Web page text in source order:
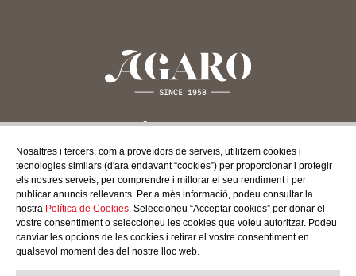
Nosaltres i tercers, com a proveïdors de serveis, utilitzem cookies i
tecnologies similars (d'ara endavant “cookies”) per proporcionar i protegir
els nostres serveis, per comprendre i millorar el seu rendiment i per
publicar anuncis rellevants. Per a més informació, podeu consultar la
nostra Política de Cookies. Seleccioneu “Acceptar cookies” per donar el
vostre consentiment o seleccioneu les cookies que voleu autoritzar. Podeu
canviar les opcions de les cookies i retirar el vostre consentiment en
qualsevol moment des del nostre lloc web.
CONTACTA'NS
c/ Santa Teresa, 24 17220
Sant Feliu de Guíxols (Girona)
Costa Brava
Tel. 972 32 76 43